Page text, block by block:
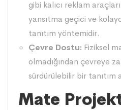
gibi kalıcı reklam
yansıtma geçici ve
tanıtım yöntemidir.
Çevre Dostu: Fiziksel
olmadığından çevreye
sürdürülebilir bir tanıtım
Mate